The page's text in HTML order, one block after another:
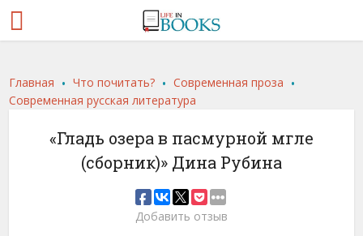
Главная .Что почитать? .Современная проза .
Современная русская литература
«Гладь озера в пасмурной мгле
(сборник)» Дина Рубина
Добавить отзыв